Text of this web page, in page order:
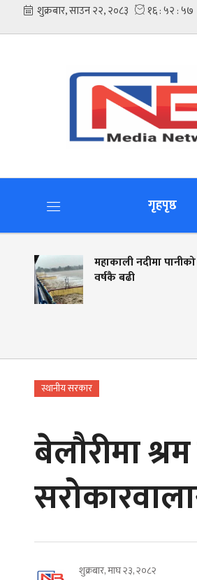
गृहपृष्ठ
महाकाली नदीमा पानीको बहाव याे
वर्षकै बढी
स्थानीय सरकार
बेलौरीमा
शुक्रबार, माघ २३, २०८२